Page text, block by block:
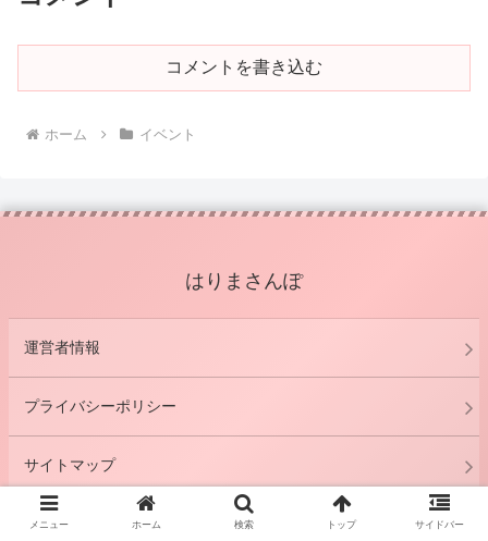
コメントを書き込む
ホーム イベント
はりまさんぽ
運営者情報
プライバシーポリシー
サイトマップ
お問い合わせ
メニュー ホーム 検索 トップ サイドバー